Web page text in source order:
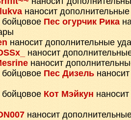
наносит
Пес огурчик Рика
наносит дополнительные
наносит
наносит
Пес Дизель
Кот Мэйкун
наносит